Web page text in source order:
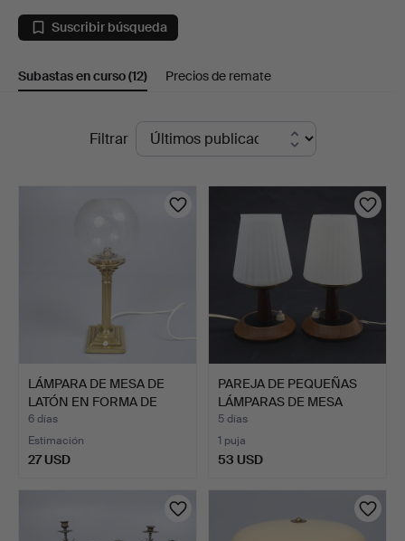
Iluminación
en
Auctions
Suscribir búsqueda
Subastas en curso(12) Precios de remate
SubastasFiltrar
LÁMPARA DE MESA DE
LATÓN EN FORMA DE
COLUM…
6 días
Estimación
27 USD
PAREJA DE PEQUEÑAS
LÁMPARAS DE MESA
ITALIA…
5 días
1 puja
53 USD